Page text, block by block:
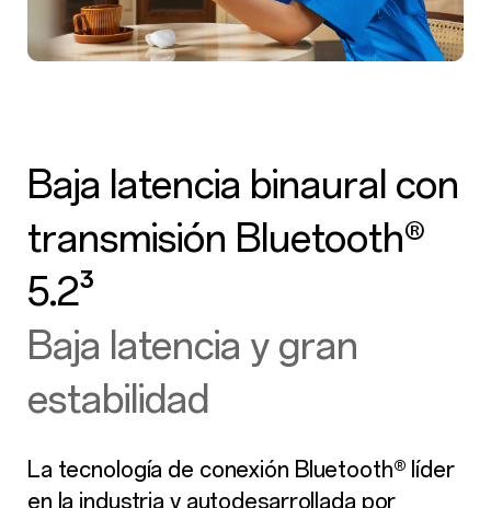
Baja latencia binaural con
transmisión Bluetooth®
5.2³
Baja latencia y gran
estabilidad
La tecnología de conexión Bluetooth® líder
en la industria y autodesarrollada por